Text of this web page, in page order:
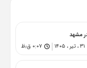
۳۱ ، تیر ، ۱۴۰۵
۰:۰۷ ق٫ظ